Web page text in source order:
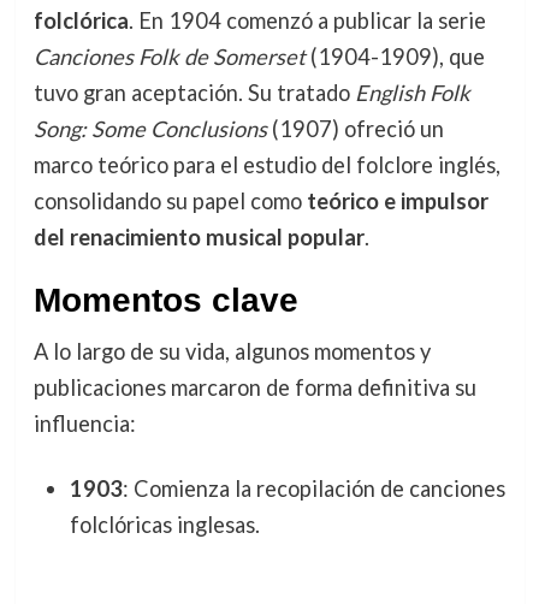
folclórica. En 1904 comenzó a publicar la serie
Canciones Folk de Somerset(1904-1909), que
tuvo gran aceptación. Su tratado English Folk
Song: Some Conclusions(1907) ofreció un
marco teórico para el estudio del folclore inglés,
consolidando su papel como teórico e impulsor
del renacimiento musical popular.
Momentos clave
A lo largo de su vida, algunos momentos y
publicaciones marcaron de forma definitiva su
influencia:
1903: Comienza la recopilación de canciones
folclóricas inglesas.